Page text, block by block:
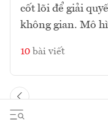
cốt lõi để giải
không gian. Mô
10 bài viết